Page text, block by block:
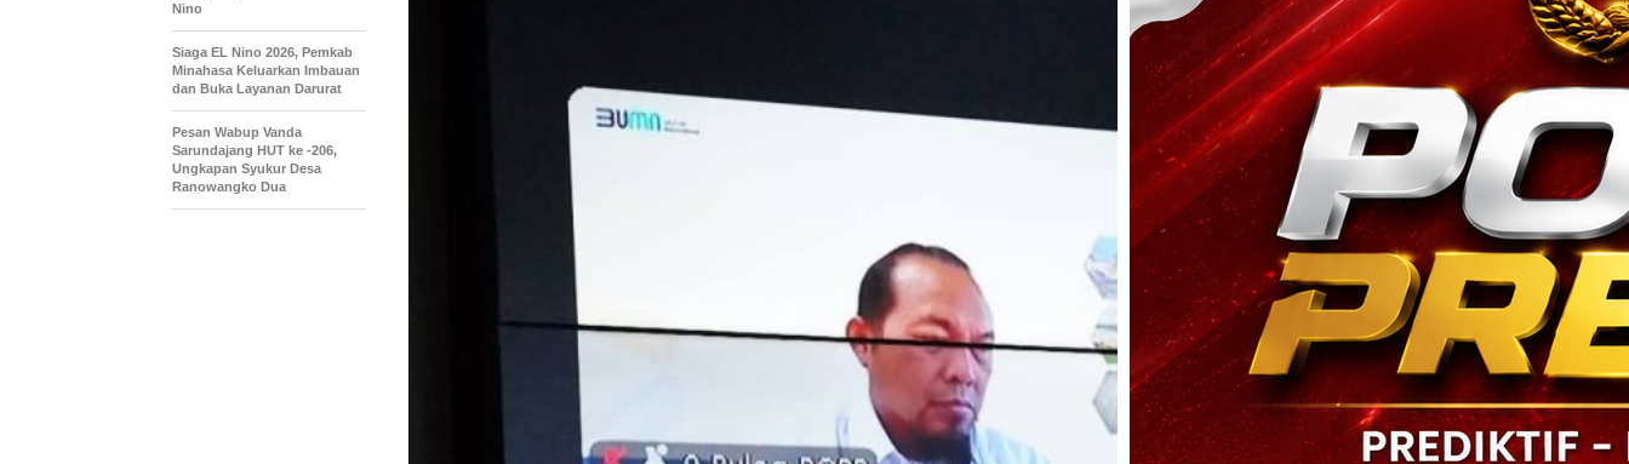
Nino
Siaga EL Nino 2026, Pemkab
Minahasa Keluarkan Imbauan
dan Buka Layanan Darurat
Pesan Wabup Vanda
Sarundajang HUT ke -206,
Ungkapan Syukur Desa
Ranowangko Dua